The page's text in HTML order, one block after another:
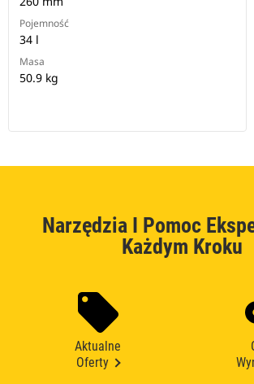
Pojemność
34 l
Masa
50.9 kg
Narzędzia I Pomoc
Każdym Kroku
Aktualne
Oferty